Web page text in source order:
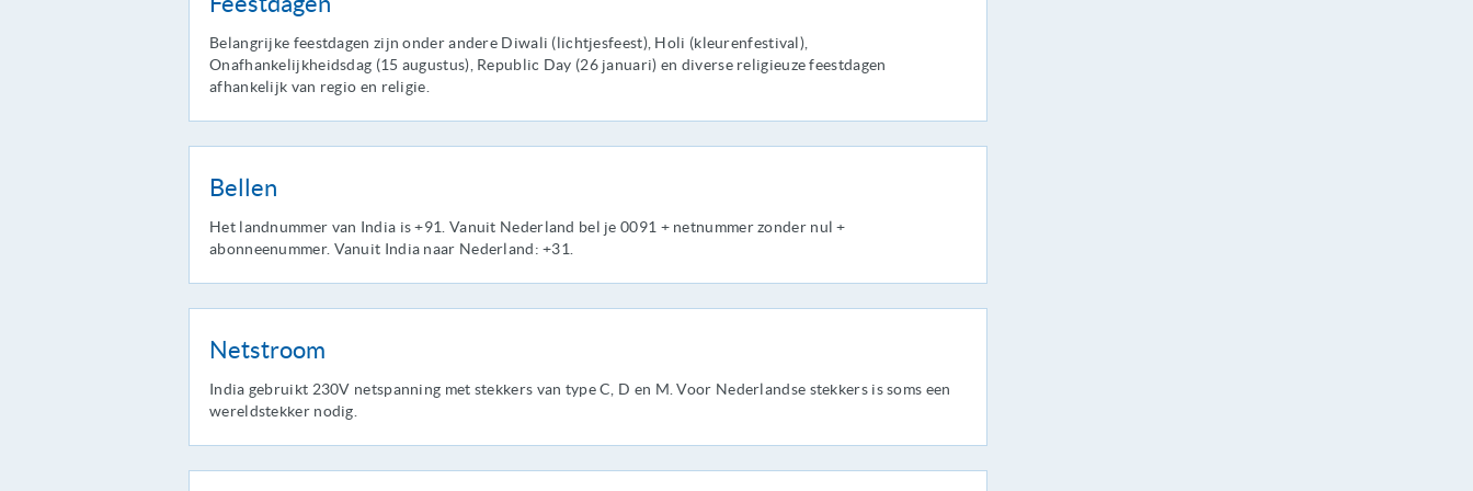
Belangrijke feestdagen zijn onder andere Diwali (lichtjesfeest), Holi (kleurenfestival),
Onafhankelijkheidsdag (15 augustus), Republic Day (26 januari) en diverse religieuze feestdagen
afhankelijk van regio en religie.
Bellen
Het landnummer van India is +91. Vanuit Nederland bel je 0091 + netnummer zonder nul +
abonneenummer. Vanuit India naar Nederland: +31.
Netstroom
India gebruikt 230V netspanning met stekkers van type C, D en M. Voor Nederlandse stekkers is soms een
wereldstekker nodig.